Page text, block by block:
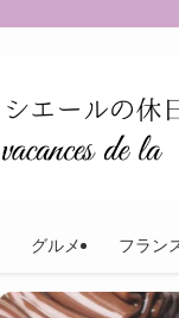
グルメ フラン